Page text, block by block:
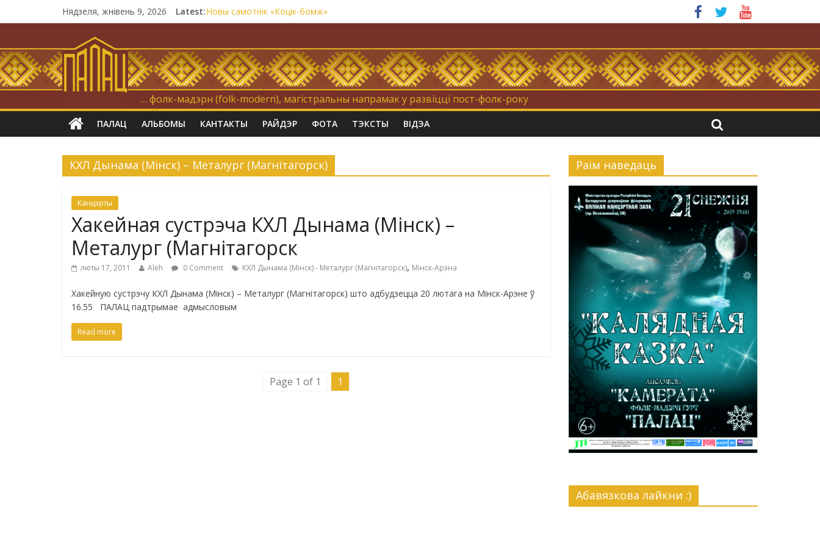
Нядзеля, жнівень 9, 2026 Latest:Новы самотнік «Коцік-бомж»
Гомельшчына. Цёмналессе. 31 мая, 1 чэрвеня.
Запрашаем у інтравертнасць
21 снежня
… фолк-мадэрн (folk-modern), магістральны напрамак у развіцці пост-фолк-року
ПАЛАЦ АЛЬБОМЫ КАНТАКТЫ РАЙДЭР ФОТА ТЭКСТЫ ВІДЭА
КХЛ Дынама (Мінск) – Металург (Магнітагорск)
Канцэрты
Хакейная сустрэча КХЛ Дынама (Мінск) –
Металург (Магнітагорск
люты 17, 2011 Aleh 0 Comment КХЛ Дынама (Мінск) - Металург (Магнітагорск), Мінск-Арэна
Хакейную сустрэчу КХЛ Дынама (Мінск) – Металург (Магнітагорск) што адбудзецца 20 лютага на Мінск-Арэне ў
16.55 ПАЛАЦ падтрымае адмысловым
Read more
Page 1 of 1 1
Раiм наведаць
Абавязкова лайкни :)